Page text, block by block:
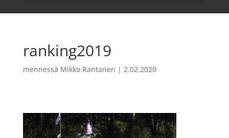
ranking2019
mennessä Mikko Rantanen | 2.02.2020